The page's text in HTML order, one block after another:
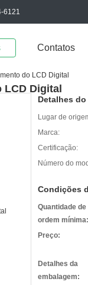
6121
Contatos
do LCD Digital
Digital
Detalhes
Lugar de
Marca:
Certificação:
Número do
Condições
Quantidade de
ordem mínima:
Preço:
Detalhes da
embalagem: